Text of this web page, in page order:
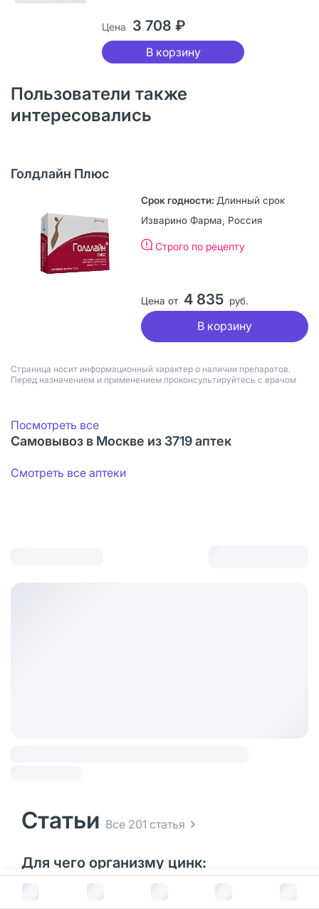
В корзину за руб.
Цена 3 708 ₽
В корзину
Пользователи также
интересовались
Голдлайн Плюс
Длинный срок
Изварино Фарма, Россия
Строго по рецепту
Цена от 4 835 руб.
В корзину
Страница носит информационный характер о наличии препаратов.
Перед назначением и применением проконсультируйтесь с врачом
Посмотреть все
Самовывоз в Москве из 3719 аптек
Смотреть все аптеки
Статьи Все 201 статья
Для чего организму цинк:
рассказываем о пользе и влиянии на